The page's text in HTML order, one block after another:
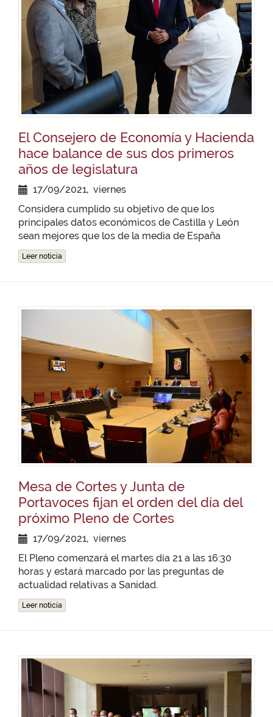
El Consejero de Economía y Hacienda
hace balance de sus dos primeros
años de legislatura
17/09/2021, viernes
Considera cumplido su objetivo de que los
principales datos económicos de Castilla y León
sean mejores que los de la media de España
Leer noticia
Mesa de Cortes y Junta de
Portavoces fijan el orden del día del
próximo Pleno de Cortes
17/09/2021, viernes
El Pleno comenzará el martes día 21 a las 16:30
horas y estará marcado por las preguntas de
actualidad relativas a Sanidad.
Leer noticia